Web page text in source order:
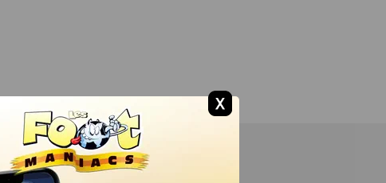
Les auteurs